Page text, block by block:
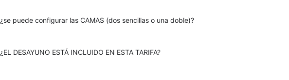
¿se puede configurar las CAMAS (dos sencillas o una doble)?
¿EL DESAYUNO ESTÁ INCLUIDO EN ESTA TARIFA?